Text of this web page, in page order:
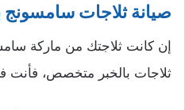
صيانة ثلاجات سامسونج
إن كانت ثلاجتك من ماركة
ثلاجات بالخبر متخصص، فأنت